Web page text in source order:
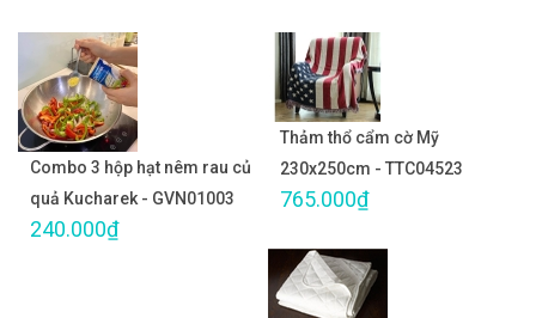
Combo 3 hộp hạt nêm rau củ
quả Kucharek - GVN01003
240.000₫
Thảm thổ cẩm cờ Mỹ
230x250cm - TTC04523
765.000₫